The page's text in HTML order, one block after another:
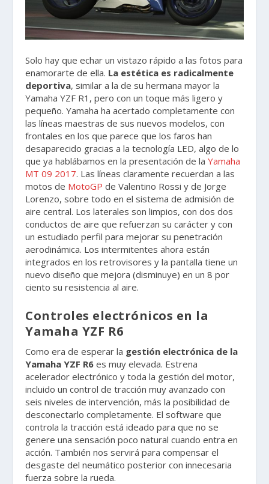
Solo hay que echar un vistazo rápido a las fotos para
enamorarte de ella. La estética es radicalmente
deportiva, similar a la de su hermana mayor la
Yamaha YZF R1, pero con un toque más ligero y
pequeño. Yamaha ha acertado completamente con
las líneas maestras de sus nuevos modelos, con
frontales en los que parece que los faros han
desaparecido gracias a la tecnología LED, algo de lo
que ya hablábamos en la presentación de laYamaha
MT 09 2017. Las líneas claramente recuerdan a las
motos de MotoGP de Valentino Rossi y de Jorge
Lorenzo, sobre todo en el sistema de admisión de
aire central. Los laterales son limpios, con dos dos
conductos de aire que refuerzan su carácter y con
un estudiado perfil para mejorar su penetración
aerodinámica. Los intermitentes ahora están
integrados en los retrovisores y la pantalla tiene un
nuevo diseño que mejora (disminuye) en un 8 por
ciento su resistencia al aire.
Controles electrónicos en la
Yamaha YZF R6
Como era de esperar la gestión electrónica de la
Yamaha YZF R6 es muy elevada. Estrena
acelerador electrónico y toda la gestión del motor,
incluido un control de tracción muy avanzado con
seis niveles de intervención, más la posibilidad de
desconectarlo completamente. El software que
controla la tracción está ideado para que no se
genere una sensación poco natural cuando entra en
acción. También nos servirá para compensar el
desgaste del neumático posterior con innecesaria
fuerza sobre la rueda.